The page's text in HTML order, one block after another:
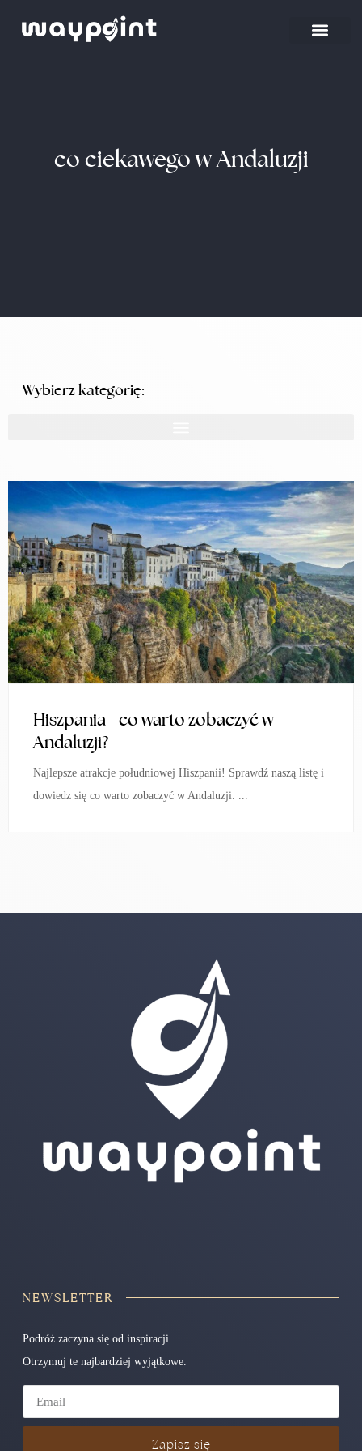
co ciekawego w Andaluzji
Wybierz kategorię:
Hiszpania - co warto zobaczyć w
Andaluzji?
Najlepsze atrakcje południowej Hiszpanii! Sprawdź naszą listę i
dowiedz się co warto zobaczyć w Andaluzji. ...
NEWSLETTER
Podróż zaczyna się od inspiracji.
Otrzymuj te najbardziej wyjątkowe.
Zapisz się